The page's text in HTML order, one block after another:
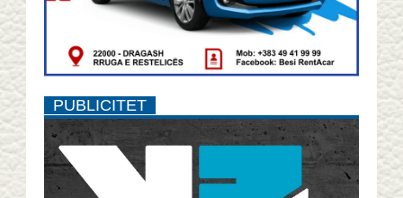
PUBLICITET